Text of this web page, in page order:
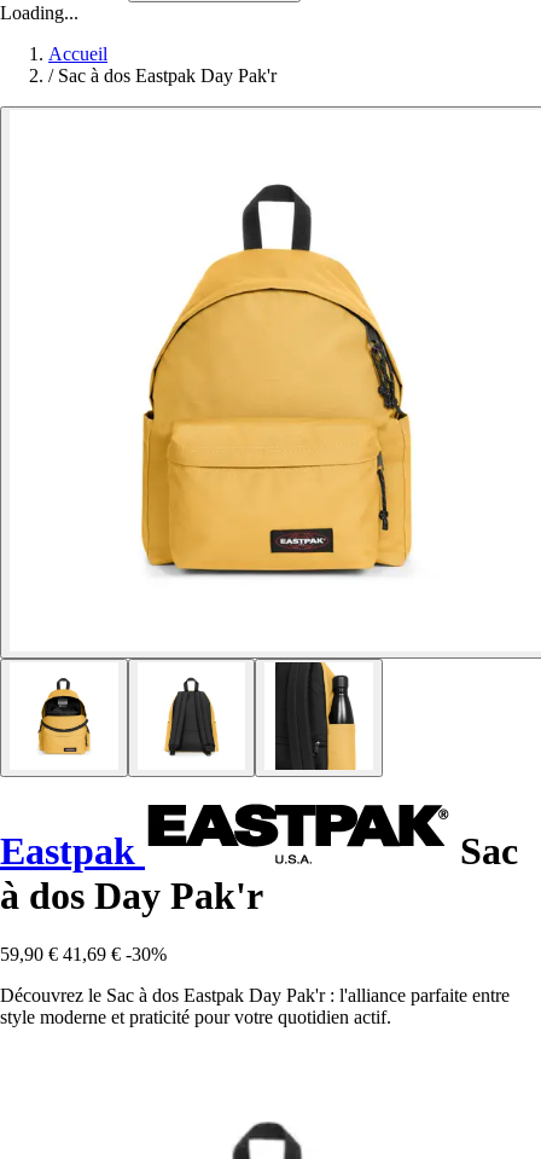
Loading...
Accueil
/ Sac à dos Eastpak Day Pak'r
Eastpak
Sac
à dos Day Pak'r
59,90 € 41,69 € -30%
Découvrez le Sac à dos Eastpak Day Pak'r : l'alliance parfaite entre
style moderne et praticité pour votre quotidien actif.